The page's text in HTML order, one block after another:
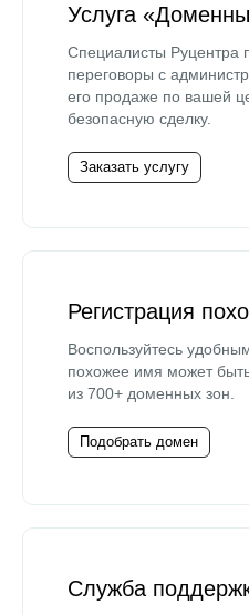
Услуга
Специалисты Руцентра
переговоры с
его продаже по вашей
безопасную сделку.
Заказать услугу
Регистрация
Воспользуйтесь
похожее имя может
из 700+ доменных зон.
Подобрать домен
Служба